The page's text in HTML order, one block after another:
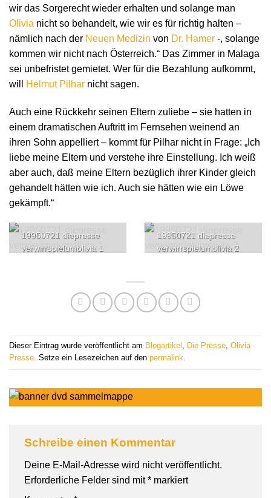
wir das Sorgerecht wieder erhalten und solange man
Olivia nicht so behandelt, wie wir es für richtig halten –
nämlich nach der Neuen Medizin von Dr. Hamer -, solange
kommen wir nicht nach Österreich.“ Das Zimmer in Malaga
sei unbefristet gemietet. Wer für die Bezahlung aufkommt,
will
Helmut Pilhar nicht sagen.
Auch eine Rückkehr seinen Eltern zuliebe – sie hatten in
einem dramatischen Auftritt im Fernsehen weinend an
ihren Sohn appelliert – kommt für Pilhar nicht in Frage: „Ich
liebe meine Eltern und verstehe ihre Einstellung. Ich weiß
aber auch, daß meine Eltern bezüglich ihrer Kinder gleich
gehandelt hätten wie ich. Auch sie hätten wie ein Löwe
gekämpft.“
19950721 diepresse
verwirrspielumolivia 1
19950721 diepresse
verwirrspielumolivia 2
Dieser Eintrag wurde veröffentlicht am Blogartikel Die Presse Olivia -
Presse . Setze ein Lesezeichen auf den permalink
Schreibe einen Kommentar
Deine E-Mail-Adresse wird nicht veröffentlicht.
Erforderliche Felder sind mit* markiert